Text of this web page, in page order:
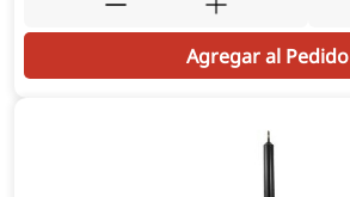
Agregar al Pedido